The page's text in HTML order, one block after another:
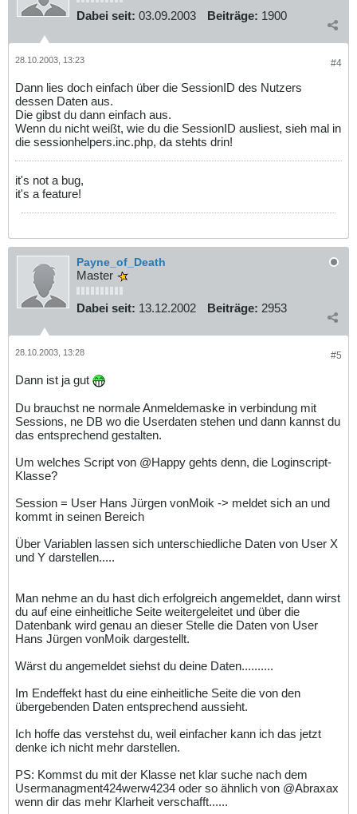
Dabei seit: 03.09.2003 Beiträge: 1900
#4
28.10.2003, 13:23
Dann lies doch einfach über die SessionID des Nutzers
dessen Daten aus.
Die gibst du dann einfach aus.
Wenn du nicht weißt, wie du die SessionID ausliest, sieh mal in
die sessionhelpers.inc.php, da stehts drin!
it's not a bug,
it's a feature!
Payne_of_Death
Master
Dabei seit: 13.12.2002 Beiträge: 2953
#5
28.10.2003, 13:28
Dann ist ja gut
Du brauchst ne normale Anmeldemaske in verbindung mit
Sessions, ne DB wo die Userdaten stehen und dann kannst du
das entsprechend gestalten.
Um welches Script von @Happy gehts denn, die Loginscript-
Klasse?
Session = User Hans Jürgen vonMoik -> meldet sich an und
kommt in seinen Bereich
Über Variablen lassen sich unterschiedliche Daten von User X
und Y darstellen.....
Man nehme an du hast dich erfolgreich angemeldet, dann wirst
du auf eine einheitliche Seite weitergeleitet und über die
Datenbank wird genau an dieser Stelle die Daten von User
Hans Jürgen vonMoik dargestellt.
Wärst du angemeldet siehst du deine Daten..........
Im Endeffekt hast du eine einheitliche Seite die von den
übergebenden Daten entsprechend aussieht.
Ich hoffe das verstehst du, weil einfacher kann ich das jetzt
denke ich nicht mehr darstellen.
PS: Kommst du mit der Klasse net klar suche nach dem
Usermanagment424werw4234 oder so ähnlich von @Abraxax
wenn dir das mehr Klarheit verschafft......